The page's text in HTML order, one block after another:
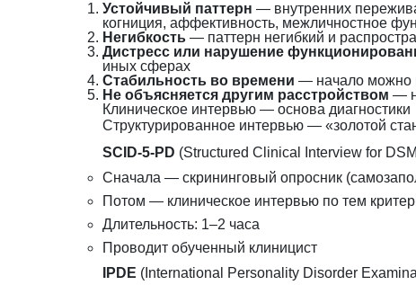
Устойчивый паттерн — внутренних
когниция, аффективность, межличностное
Негибкость — паттерн негибкий и
Дистресс или нарушение
иных сферах
Стабильность во времени — начало можно
Не объясняется другим расстройством —
Клиническое интервью — основа диагностики
Структурированное интервью — «золотой
SCID-5-PD (Structured Clinical Interview for
Сначала — скрининговый опросник
Потом — клиническое интервью по тем
Длительность: 1–2 часа
Проводит обученный клиницист
IPDE (International Personality Disorder